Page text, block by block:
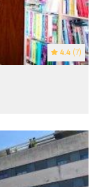
4.4 (7)